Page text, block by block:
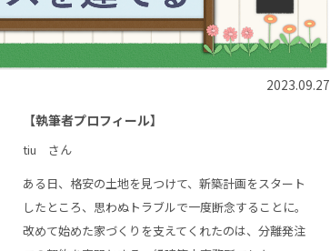
2023.09.27
【執筆者プロフィール】
tiu さん
ある日、格安の土地を見つけて、新築計画をスタート
したところ、思わぬトラブルで一度断念することに。
改めて始めた家づくりを支えてくれたのは、分離発注